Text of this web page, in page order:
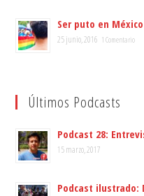
Ser puto en México
25 junio, 2016 1 Comentario
Últimos Podcasts
Podcast 28:
15 marzo, 2017
Podcast ilustrado: